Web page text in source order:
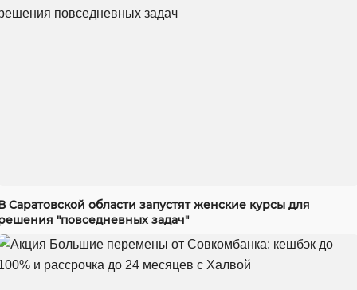
Саратовской области запустят женские курсы для
"повседневных задач"